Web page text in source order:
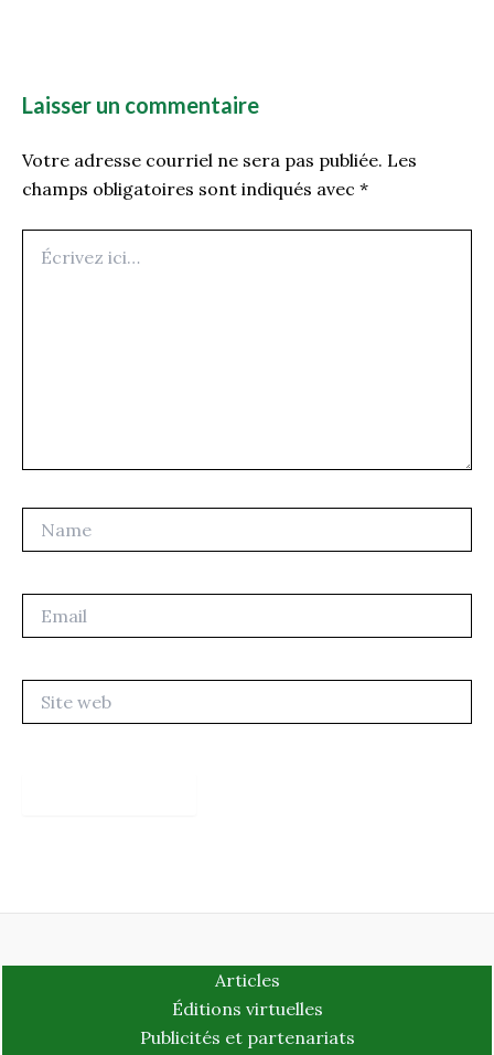
Laisser un commentaire
Votre adresse courriel ne sera pas publiée. Les
champs obligatoires sont indiqués avec *
ici…
web
Articles
Éditions virtuelles
Publicités et partenariats